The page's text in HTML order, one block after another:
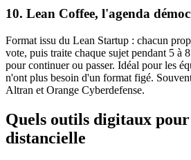
10. Lean Coffee, l'agenda
Format issu du Lean Startup : chacun
vote, puis traite chaque sujet pendant 5 à
pour continuer ou passer. Idéal pour les
n'ont plus besoin d'un format figé.
Altran et Orange Cyberdefense.
Quels outils digitaux
distancielle